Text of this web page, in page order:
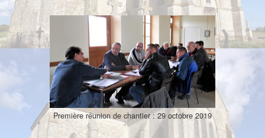
Première réunion de chantier : 29 octobre 2019